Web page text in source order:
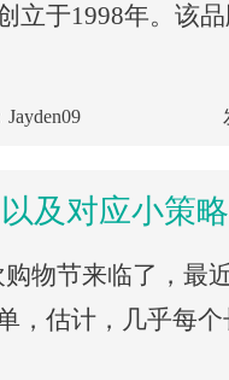
立于1998年。该
及对应小策
物节来临了，最
，估计，几乎每